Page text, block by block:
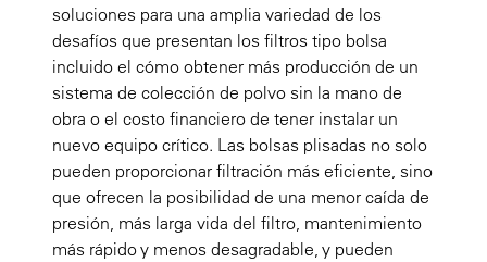
soluciones para una amplia variedad de los
desafíos que presentan los filtros tipo bolsa
incluido el cómo obtener más producción de un
sistema de colección de polvo sin la mano de
obra o el costo financiero de tener instalar un
nuevo equipo crítico. Las bolsas plisadas no solo
pueden proporcionar filtración más eficiente, sino
que ofrecen la posibilidad de una menor caída de
presión, más larga vida del filtro, mantenimiento
más rápido y menos desagradable, y pueden